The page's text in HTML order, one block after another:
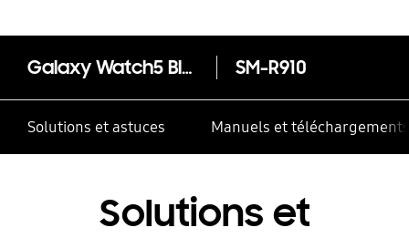
Galaxy Watch5 Bluetooth (44mm) SM-R910
Solutions et astuces Manuels et téléchargements
Solutions et